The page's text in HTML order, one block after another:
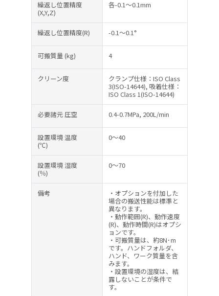
繰返し位置精度
(X,Y,Z)
各-0.1～0.1mm
繰返し位置精度(R) -0.1～0.1°
可搬質量(kg) 4
クリーン度
クランプ仕様：ISO Class
3(ISO-14644), 吸着仕様：
ISO Class 1(ISO-14644)
必要諸元 圧空 0.4-0.7MPa, 200L/min
設置環境 温度
(℃)
0～40
設置環境 湿度
(％)
0～70
備考
・オプションを付加した
場合の搬送性能は標準と
異なります。
・動作範囲(R)、動作速度
(R)、動作時間(R)はオプシ
ョンです。
・可搬質量は、約8N･m
です。ハンドフォルダ、
ハンド、ワーク質量を含
みます。
・設置環境の湿度は、結
露しないことが条件で
す。